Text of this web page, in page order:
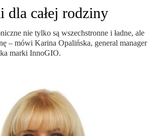
dla całej rodziny
nie tylko są wszechstronne i ładne, ale
– mówi Karina Opalińska, general manager
marki InnoGIO.